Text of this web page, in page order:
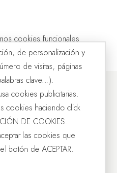
cookies funcionales
de personalización y
de visitas, páginas
clave...).
cookies publicitarias.
cookies haciendo click
DE COOKIES.
las cookies que
botón de ACEPTAR.